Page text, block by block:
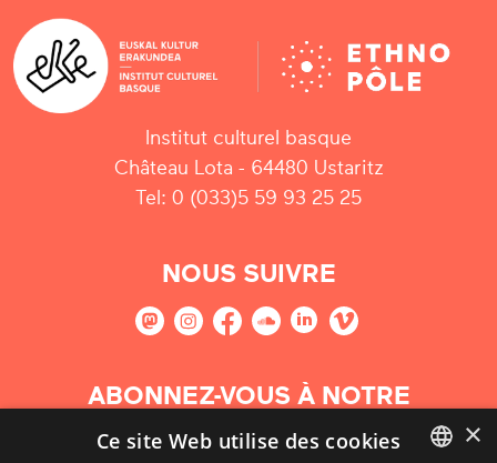
Institut culturel basque
Château Lota - 64480 Ustaritz
Tel: 0 (033)5 59 93 25 25
NOUS SUIVRE
ABONNEZ-VOUS À NOTRE
NEWSLETTER
×
Ce site Web utilise des cookies